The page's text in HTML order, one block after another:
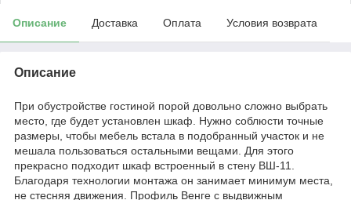
Описание Доставка Оплата Условия возврата
Описание
При обустройстве гостиной порой довольно сложно выбрать
место, где будет установлен шкаф. Нужно соблюсти точные
размеры, чтобы мебель встала в подобранный участок и не
мешала пользоваться остальными вещами. Для этого
прекрасно подходит шкаф встроенный в стену ВШ-11.
Благодаря технологии монтажа он занимает минимум места,
не стесняя движения. Профиль Венге с выдвижным